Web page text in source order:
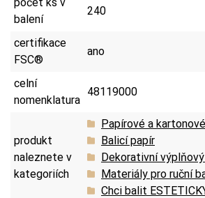
balení
240
certifikace
FSC®
ano
celní
nomenklatura
48119000
produkt
naleznete v
kategoriích
Papírové a
Balicí papír
Dekorativní
Materiály pro ruční
Chci balit